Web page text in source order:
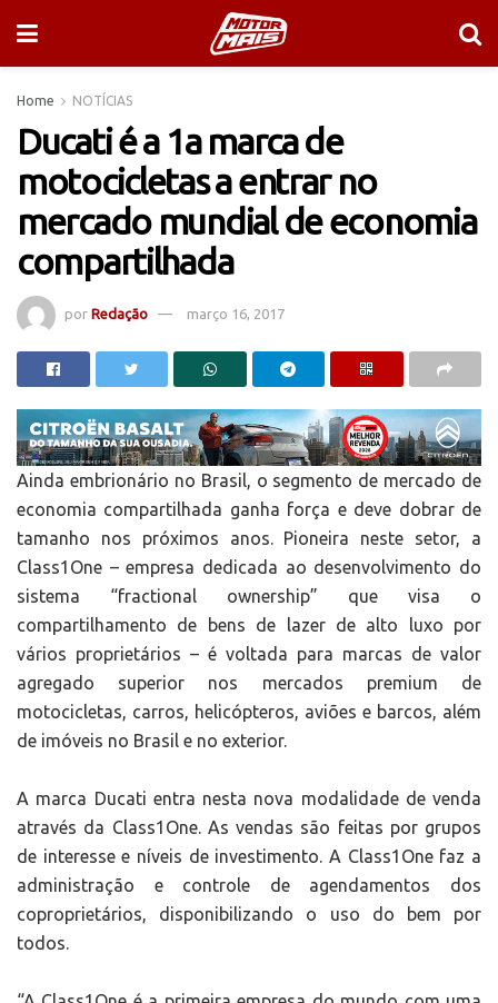
Home NOTÍCIAS
Ducati é a 1a marca de
motocicletas a entrar no
mercado mundial de economia
compartilhada
por Redação março 16, 2017
Ainda embrionário no Brasil, o segmento de mercado de
economia compartilhada ganha força e deve dobrar de
tamanho nos próximos anos. Pioneira neste setor, a
Class1One – empresa dedicada ao desenvolvimento do
sistema “fractional ownership” que visa o
compartilhamento de bens de lazer de alto luxo por
vários proprietários – é voltada para marcas de valor
agregado superior nos mercados premium de
motocicletas, carros, helicópteros, aviões e barcos, além
de imóveis no Brasil e no exterior.
A marca Ducati entra nesta nova modalidade de venda
através da Class1One. As vendas são feitas por grupos
de interesse e níveis de investimento. A Class1One faz a
administração e controle de agendamentos dos
coproprietários, disponibilizando o uso do bem por
todos.